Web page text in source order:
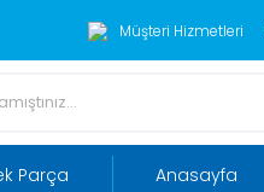
Müşteri Hizmetleri
Parça Anasayfa